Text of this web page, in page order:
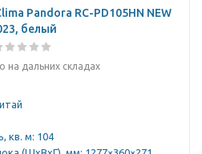
Pandora RC-PD105HN NEW
белый
на дальних складах
кв. м: 104